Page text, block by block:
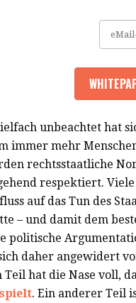
unbeachtet hat
immer mehr
rechtsstaatliche
respektiert. Viele
auf das Tun des
– und damit dem
politische
daher angewidert
hat die Nase voll,
. Ein anderer Teil